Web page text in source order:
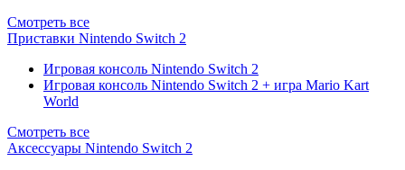
Смотреть все
Приставки Nintendo Switch 2
Игровая консоль Nintendo Switch 2
Игровая консоль Nintendo Switch 2 + игра Mario Kart
World
Смотреть все
Аксессуары Nintendo Switch 2